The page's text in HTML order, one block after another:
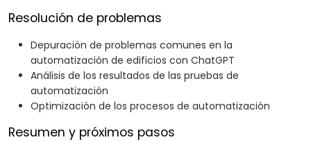
Resolución de problemas
Depuración de problemas comunes en la
automatización de edificios con ChatGPT
Análisis de los resultados de las pruebas de
automatización
Optimización de los procesos de automatización
Resumen y próximos pasos